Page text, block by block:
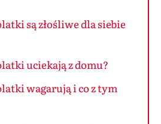
są złośliwe dla siebie
uciekają z domu?
wagarują i co z tym